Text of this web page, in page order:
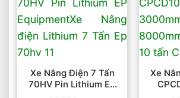
Xe Nâng Điện 7 Tấn
70HV Pin Lithium EP
Xe